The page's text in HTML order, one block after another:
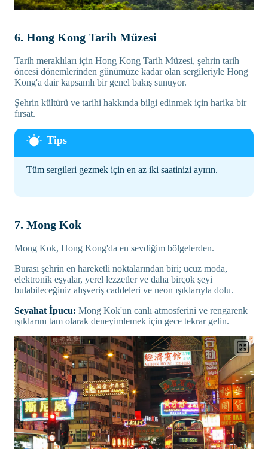
6. Hong Kong Tarih Müzesi
Tarih meraklıları için Hong Kong Tarih Müzesi, şehrin tarih
öncesi dönemlerinden günümüze kadar olan sergileriyle Hong
Kong'a dair kapsamlı bir genel bakış sunuyor.
Şehrin kültürü ve tarihi hakkında bilgi edinmek için harika bir
fırsat.
Tüm sergileri gezmek için en az iki saatinizi ayırın.
7. Mong Kok
Mong Kok, Hong Kong'da en sevdiğim bölgelerden.
Burası şehrin en hareketli noktalarından biri; ucuz moda,
elektronik eşyalar, yerel lezzetler ve daha birçok şeyi
bulabileceğiniz alışveriş caddeleri ve neon ışıklarıyla dolu.
Seyahat İpucu: Mong Kok'un canlı atmosferini ve rengarenk
ışıklarını tam olarak deneyimlemek için gece tekrar gelin.